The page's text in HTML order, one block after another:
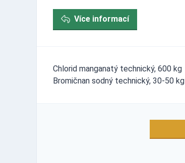
Více informací
Chlorid manganatý technický, 600 kg
Bromičnan sodný technický, 30-50 kg